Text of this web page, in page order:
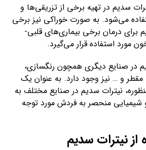
سدیم در تهیه برخی از تزریقی‌ها و
می‌شود. به صورت خوراکی نیز برخی
برای درمان برخی بیماری‌های قلبی-
مورد استفاده قرار می‌گیرد.
در صنایع دیگری همچون رنگسازی،
و … نیز وجود دارد. به عنوان یک
نیترات سدیم در صنایع مختلف به
منحصر به فردش مورد توجه
از نیترات سدیم